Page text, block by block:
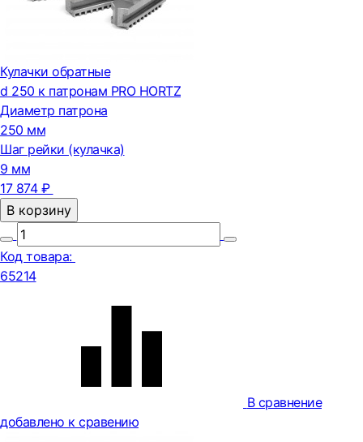
Кулачки обратные
d 250 к патронам PRO HORTZ
Диаметр патрона
250 мм
Шаг рейки (кулачка)
9 мм
17 874 ₽
В корзину
Код товара:
65214
В сравнение
добавлено к сравению